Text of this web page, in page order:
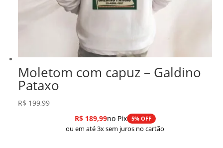
Moletom com capuz – Galdino
Pataxo
R$ 199,99
R$189,99no Pix 5% OFF
ou em até 3x sem juros no cartão